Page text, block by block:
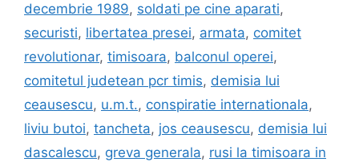
decembrie 1989, soldati pe cine aparati,
securisti, libertatea presei, armata, comitet
revolutionar, timisoara, balconul operei,
comitetul judetean pcr timis, demisia lui
ceausescu, u.m.t., conspiratie internationala,
liviu butoi, tancheta, jos ceausescu, demisia lui
dascalescu, greva generala, rusi la timisoara in